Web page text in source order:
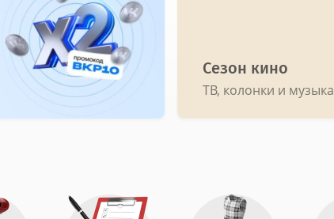
Сезон кино
ТВ, колонки и музыка